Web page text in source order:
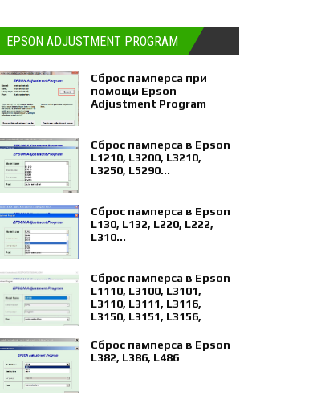
EPSON ADJUSTMENT PROGRAM
Сброс памперса при
помощи Epson
Adjustment Program
Сброс памперса в Epson
L1210, L3200, L3210,
L3250, L5290...
Сброс памперса в Epson
L130, L132, L220, L222,
L310...
Сброс памперса в Epson
L1110, L3100, L3101,
L3110, L3111, L3116,
L3150, L3151, L3156,
Сброс памперса в Epson
L382, L386, L486